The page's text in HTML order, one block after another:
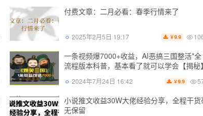
付费文章：二月必看：春季行情来了
2025年2月5日 19:17 ￥9.9
一条视频爆7000+收益，AI恶搞三国整活*全
流程版本科普，基本看了就可以学会【揭秘
2024年7月24日 16:42 ￥9.9
小说推文收益30W大佬经验分享，全程干货
无保留